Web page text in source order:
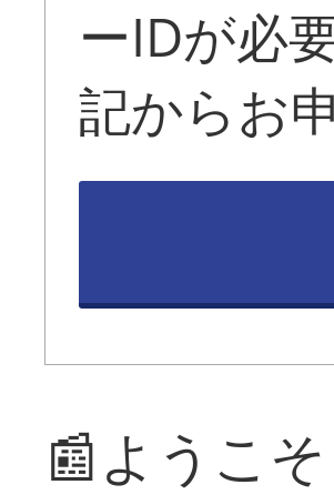
ーIDが必
記からお
📰ようこ